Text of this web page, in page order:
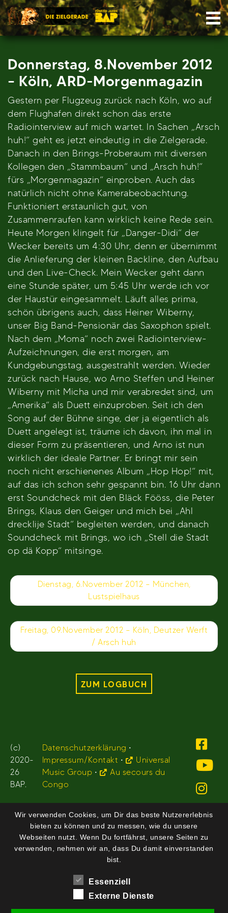
Skip
to
content
Donnerstag, 8.November 2012
– Köln, ARD-Morgenmagazin
Gestern per Flugzeug zurück nach Köln, wo auf
dem Flughafen direkt schon das erste
Radiointerview auf mich wartet. In Sachen „Arsch
huh!“ geht es jetzt eindeutig in die Zielgerade.
Danach in den Brings-Proberaum mit diversen
Kollegen den „Stammbaum“ und „Arsch huh!“
fürs „Morgenmagazin“ einproben. Auch das
natürlich nicht ohne Kamerabeobachtung.
Funktioniert erstaunlich gut, von
Zusammenraufen kann wirklich keine Rede sein.
Heute Morgen klingelt für „Danger-Didi“ der
Wecker bereits um 4:30 Uhr, denn er übernimmt
die Anlieferung der kleinen Backline, den Aufbau
und den Live-Check. Mein Wecker geht dann
eine Stunde später, um 5:45 Uhr werde ich vor
der Haustür eingesammelt. Läuft alles prima,
schön übrigens auch, dass Heiner Wiberny,
unser Big Band-Pensionär das Saxophon spielt.
Nach dem „Moma“ noch zwei Radiointerview-
Aufzeichnungen, die erst morgen, am
Kundgebungstag, ausgestrahlt werden. Wieder
zurück nach Hause, wo Arno Steffen und Heiner
Wiberny mit Micha und mir verabredet sind, um
„Amerika“ als Duett einzuproben. Seit ich den
Song auf der Bühne singe, der ja eigentlich als
Duett angelegt ist, träume ich davon, ihn mal in
dieser Form zu präsentieren, und Arno ist nun
wirklich der ideale Partner. Er bringt mir sein
noch nicht erschienenes Album „Hop Hop!“ mit,
auf das ich schon sehr gespannt bin. 16 Uhr dann
erst Soundcheck mit den Bläck Fööss, die Peter
Brings, Klaus den Geiger und mich bei „Ahl
drecklije Stadt“ begleiten werden, und danach
Soundcheck mit Brings, wo ich „Stell die Stadt
op dä Kopp“ mitsinge.
Beitragsnavigation
Dienstag, 6.November 2012 – München,
Lustspielhaus
Freitag, 09.November 2012 – Köln, Deutzer Werft
/ Arsch huh
ZUM LOGBUCH
(c)
2020-
26
BAP.
Datenschutzerklärung •
Impressum/Kontakt •
Universal
Music Group •
Au secours du
Congo
Wir verwenden Cookies, um Dir das beste Nutzererlebnis
bieten zu können und zu messen, wie du unsere
Webseiten nutzt. Wenn Du fortfährst, unsere Seiten zu
verwenden, nehmen wir an, dass Du damit einverstanden
bist.
Essenziell
Externe Dienste